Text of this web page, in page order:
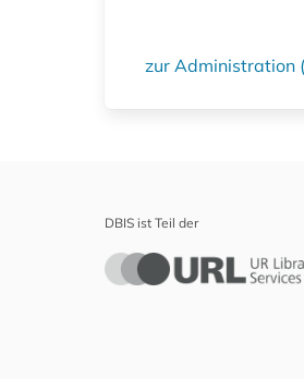
zur Administration
DBIS ist Teil der